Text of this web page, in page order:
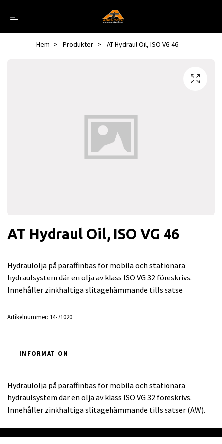
Hem Produkter AT Hydraul Oil, ISO VG 46
AT Hydraul Oil, ISO VG 46
Hydraulolja på paraffinbas för mobila och stationära
hydraulsystem där en olja av klass ISO VG 32 föreskrivs.
Innehåller zinkhaltiga slitagehämmande tills satse
Artikelnummer: 14-71020
INFORMATION
Hydraulolja på paraffinbas för mobila och stationära
hydraulsystem där en olja av klass ISO VG 32 föreskrivs.
Innehåller zinkhaltiga slitagehämmande tills satser (AW).